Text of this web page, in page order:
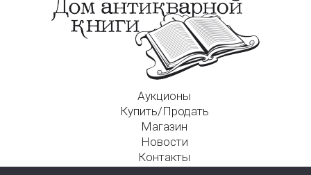
Аукционы
Купить/Продать
Магазин
Новости
Контакты